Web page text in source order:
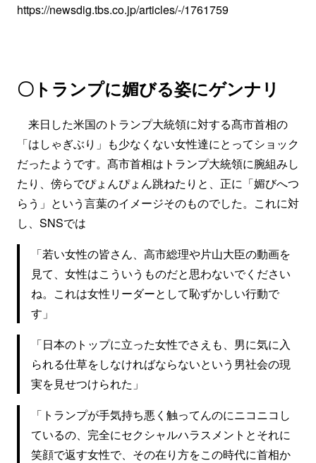
https://newsdig.tbs.co.jp/articles/-/1761759
〇トランプに媚びる姿にゲンナリ
来日した米国のトランプ大統領に対する髙市首相の
「はしゃぎぶり」も少なくない女性達にとってショック
だったようです。髙市首相はトランプ大統領に腕組みし
たり、傍らでぴょんぴょん跳ねたりと、正に「媚びへつ
らう」という言葉のイメージそのものでした。これに対
し、SNSでは
「若い女性の皆さん、高市総理や片山大臣の動画を
見て、女性はこういうものだと思わないでください
ね。これは女性リーダーとして恥ずかしい行動で
す」
「日本のトップに立った女性でさえも、男に気に入
られる仕草をしなければならないという男社会の現
実を見せつけられた」
「トランプが手気持ち悪く触ってんのにニコニコし
ているの、完全にセクシャルハラスメントとそれに
笑顔で返す女性で、その在り方をこの時代に首相か